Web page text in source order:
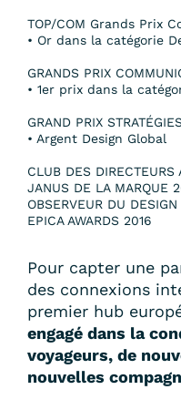
TOP/COM Grands Prix
• Or dans la catégorie
GRANDS PRIX
• 1er prix dans la
GRAND PRIX
• Argent Design Global
CLUB DES DIRECTEURS
JANUS DE LA MARQUE
OBSERVEUR DU DESIGN
EPICA AWARDS 2016
Pour capter une
des connexions
premier hub
engagé dans la
voyageurs, de
nouvelles